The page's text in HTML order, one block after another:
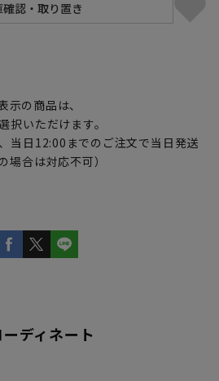
示の商品は、
択いただけます。
当日12:00までのご注文で当日発送
場合は対応不可）
ディネート